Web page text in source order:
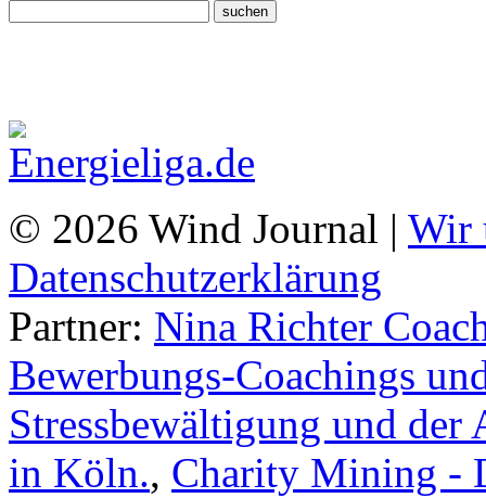
© 2026 Wind Journal | Wir
Datenschutzerklärung
Partner: Nina Richter
Bewerbungs-Coachings
Stressbewältigung und
in Köln., Charity Mining -